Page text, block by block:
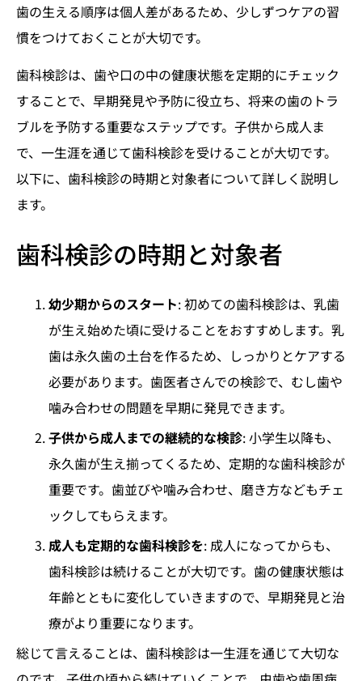
歯の生える順序は個人差があるため、少しずつケアの習
慣をつけておくことが大切です。
歯科検診は、歯や口の中の健康状態を定期的にチェック
することで、早期発見や予防に役立ち、将来の歯のトラ
ブルを予防する重要なステップです。子供から成人ま
で、一生涯を通じて歯科検診を受けることが大切です。
以下に、歯科検診の時期と対象者について詳しく説明し
ます。
歯科検診の時期と対象者
幼少期からのスタート: 初めての歯科検診は、乳歯
が生え始めた頃に受けることをおすすめします。乳
歯は永久歯の土台を作るため、しっかりとケアする
必要があります。歯医者さんでの検診で、むし歯や
噛み合わせの問題を早期に発見できます。
子供から成人までの継続的な検診: 小学生以降も、
永久歯が生え揃ってくるため、定期的な歯科検診が
重要です。歯並びや噛み合わせ、磨き方などもチェ
ックしてもらえます。
成人も定期的な歯科検診を: 成人になってからも、
歯科検診は続けることが大切です。歯の健康状態は
年齢とともに変化していきますので、早期発見と治
療がより重要になります。
総じて言えることは、歯科検診は一生涯を通じて大切な